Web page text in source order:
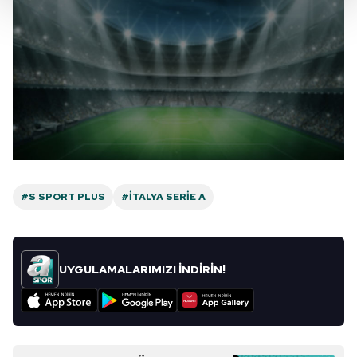
Her halükârda, kullanıcılar, bu çerezlere izin vermedikleri
takdirde, kullanıcılara hedefli reklamlar
gösterilmeyecektir."
Sizlere daha iyi bir hizmet sunabilmek için İnternet
Sitemizde kendimize ve üçüncü kişilere ait çerezler
kullanılmaktadır. Bu çerezler vasıtasıyla çeşitli kişisel
verileriniz işlenmekte olup gerekli olan çerezler bilgi
kullanılmaktadır. Diğer çerezler, sitemizin daha işlevsel
sınırlı olarak açık rızanız dahilinde kullanılacaktır.
Çerezlere ilişkin tercihlerinizi aşağıda yer alan panel
vasıtasıyla belirleyebilirsiniz. Çerezlere ilişkin detaylı bilgi
için Ayarlar butonuna tıklayabilir,Çerez Bilgilendirme
#S SPORT PLUS #İTALYA SERIE A
UYGULAMALARIMIZI İNDİRİN!